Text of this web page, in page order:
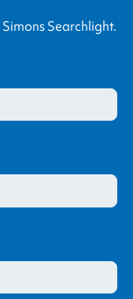
Simons Searchlight.